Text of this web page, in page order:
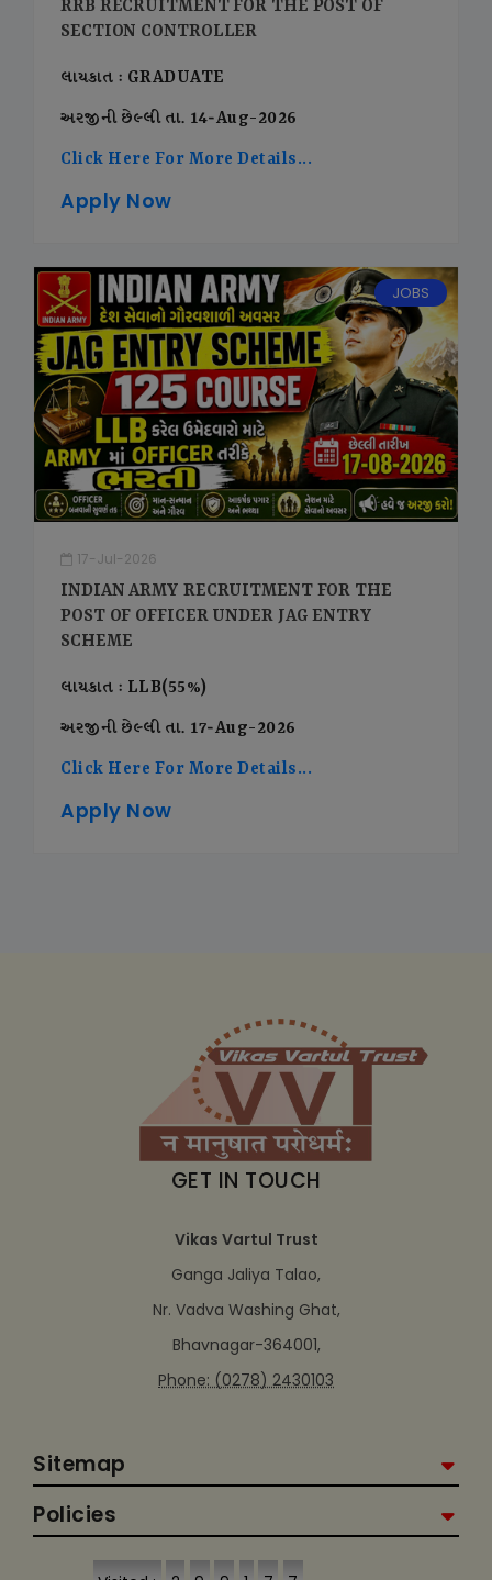
RRB RECRUITMENT FOR THE POST OF
SECTION CONTROLLER
લાયકાત : GRADUATE
અરજીની છેલ્લી તા. 14-Aug-2026
Click Here For More Details...
Apply Now
JOBS
17-Jul-2026
INDIAN ARMY RECRUITMENT FOR THE
POST OF OFFICER UNDER JAG ENTRY
SCHEME
લાયકાત : LLB(55%)
અરજીની છેલ્લી તા. 17-Aug-2026
Click Here For More Details...
Apply Now
GET IN TOUCH
Vikas Vartul Trust
Ganga Jaliya Talao,
Nr. Vadva Washing Ghat,
Bhavnagar-364001,
Phone: (0278) 2430103
Sitemap
Policies